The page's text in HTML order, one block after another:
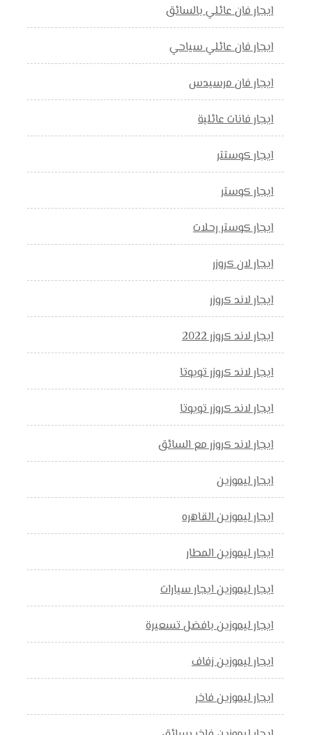
ايجار فان عائلي بالسائق
ايجار فان عائلي سياحي
ايجار فان مرسيدس
ايجار فانات عائلية
ايجار كوستتر
ايجار كوستر
ايجار كوستر رحلات
ايجار لان كروزر
ايجار لاند كروزر
ايجار لاند كروزر 2022
ايجار لاند كروزر تويوتا
ايجار لاند كروزر تويوتا
ايجار لاند كروزر مع السائق
ايجار ليموزين
ايجار ليموزين القاهره
ايجار ليموزين المطار
ايجار ليموزين ايجار سيارات
ايجار ليموزين بافضل تسعيرة
ايجار ليموزين زفاف
ايجار ليموزين فاخر